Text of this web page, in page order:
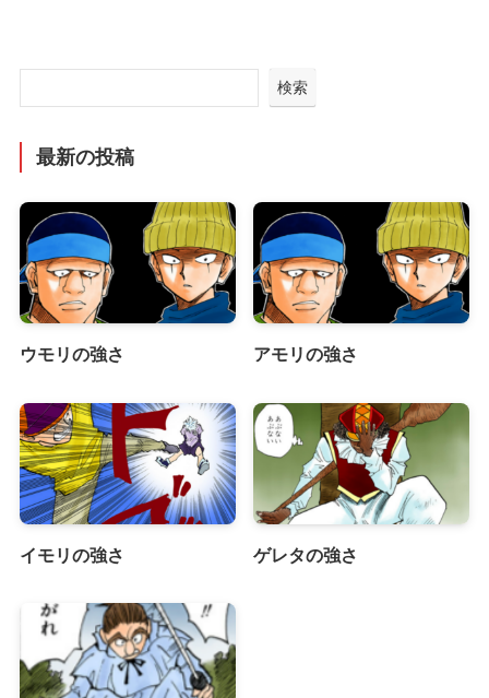
検索
最新の投稿
ウモリの強さ アモリの強さ
イモリの強さ ゲレタの強さ